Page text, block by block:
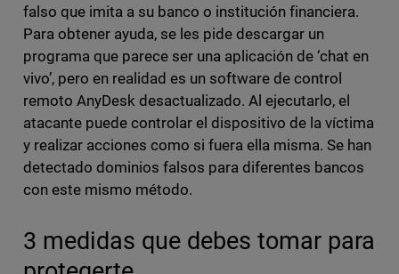
falso que imita a su banco o institución financiera.
Para obtener ayuda, se les pide descargar un
programa que parece ser una aplicación de ‘chat en
vivo’, pero en realidad es un software de control
remoto AnyDesk desactualizado. Al ejecutarlo, el
atacante puede controlar el dispositivo de la víctima
y realizar acciones como si fuera ella misma. Se han
detectado dominios falsos para diferentes bancos
con este mismo método.
3 medidas que debes tomar para